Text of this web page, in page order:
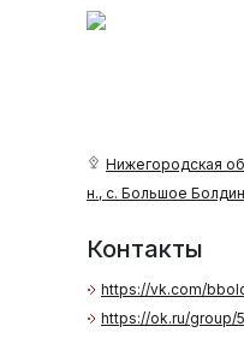
Нижегородская
н., с. Большое
Контакты
https://vk.com/
https://ok.ru/group/